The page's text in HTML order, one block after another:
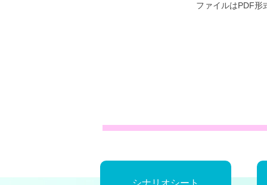
ファイルはPDF形
シナリオシート